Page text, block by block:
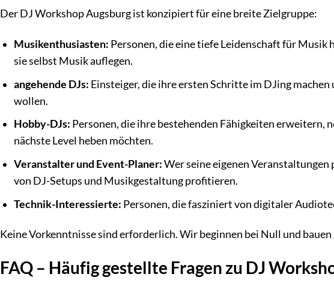
Der DJ Workshop Augsburg ist konzipiert für eine breite Zielgruppe:
Musikenthusiasten: Personen, die eine tiefe Leidenschaft für Musik
sie selbst Musik auflegen.
angehende DJs: Einsteiger, die ihre ersten Schritte im DJing
wollen.
Hobby-DJs: Personen, die ihre bestehenden Fähigkeiten erweitern,
nächste Level heben möchten.
Veranstalter und Event-Planer:Wer seine eigenen
von DJ-Setups und Musikgestaltung profitieren.
Technik-Interessierte: Personen, die fasziniert von digitaler
Keine Vorkenntnisse sind erforderlich. Wir beginnen bei Null und bauen
FAQ – Häufig gestellte Fragen zu DJ